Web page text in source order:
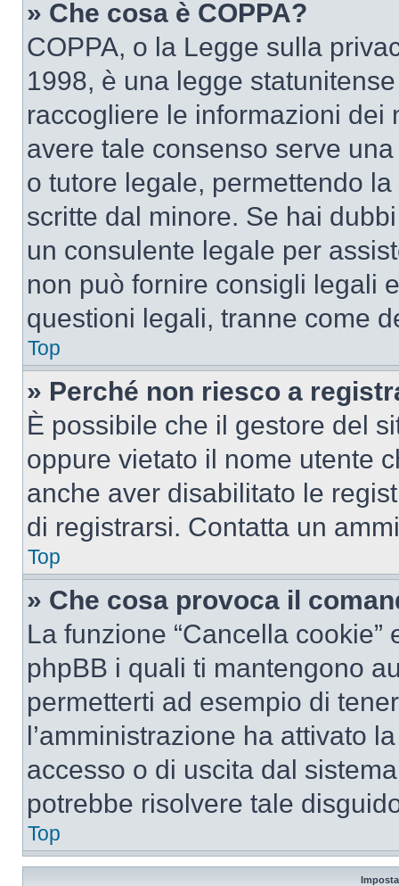
» Che cosa è COPPA?
COPPA, o la Legge sulla
1998, è una legge
raccogliere le informazioni dei
avere tale consenso serve
o tutore legale, permettendo
scritte dal minore. Se hai
un consulente legale per
non può fornire consigli legali
questioni legali, tranne come
Top
» Perché non riesco a
È possibile che il gestore del
oppure vietato il nome utente
anche aver disabilitato le
di registrarsi. Contatta un
Top
» Che cosa provoca il
La funzione “Cancella
phpBB i quali ti mantengono
permetterti ad esempio di
l’amministrazione ha attivato
accesso o di uscita dal
potrebbe risolvere tale
Top